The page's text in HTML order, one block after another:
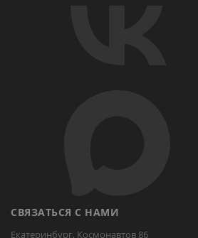
СВЯЗАТЬСЯ С НАМИ
Екатеринбург, Космонавтов 86